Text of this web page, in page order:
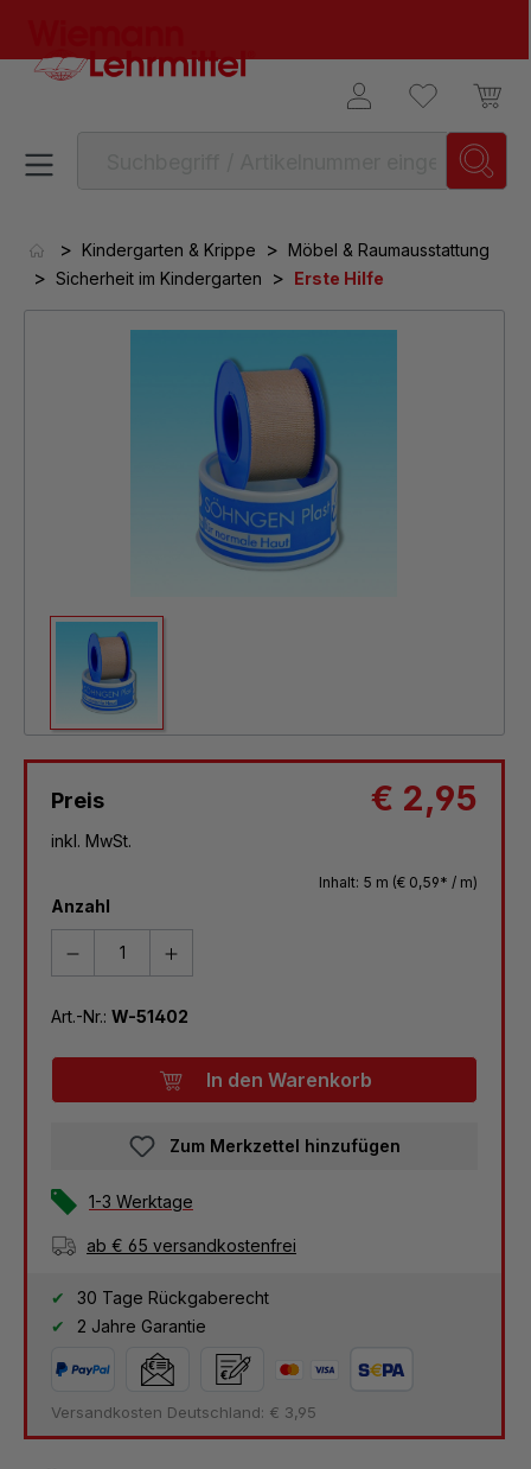
> Kindergarten & Krippe > Möbel & Raumausstattung
> Sicherheit im Kindergarten > Erste Hilfe
Preis € 2,95
inkl. MwSt.
Inhalt: 5 m (€ 0,59* / m)
Anzahl
Art.-Nr.: W-51402
In den Warenkorb
Zum Merkzettel hinzufügen
1-3 Werktage
ab € 65 versandkostenfrei
30 Tage Rückgaberecht
2 Jahre Garantie
Versandkosten Deutschland: € 3,95